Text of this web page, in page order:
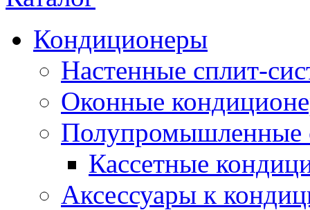
Кондиционеры
Настенные сплит-
Оконные
Полупромышленные
Кассетные
Аксессуары к